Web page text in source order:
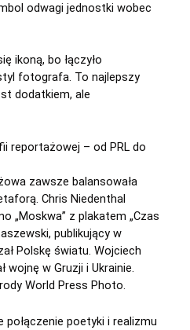
odwagi jednostki wobec
ikoną, bo łączyło
fotografa. To najlepszy
dodatkiem, ale
reportażowej – od PRL do
zawsze balansowała
Chris Niedenthal
„Moskwa” z plakatem „Czas
publikujący w
Polskę światu. Wojciech
wojnę w Gruzji i Ukrainie.
World Press Photo.
poetyki i realizmu